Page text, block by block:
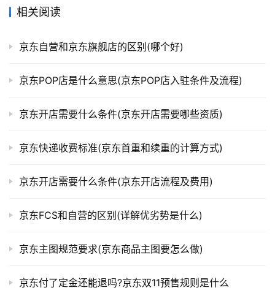
相关阅读
京东自营和京东旗舰店的区别(哪个好)
京东POP店是什么意思(京东POP店入驻条件及流程)
京东开店需要什么条件(京东开店需要哪些资质)
京东快递收费标准(京东首重和续重的计算方式)
京东开店需要什么条件(京东开店流程及费用)
京东FCS和自营的区别(详解优劣势是什么)
京东主图规范要求(京东商品主图要怎么做)
京东付了定金还能退吗?京东双11预售规则是什么